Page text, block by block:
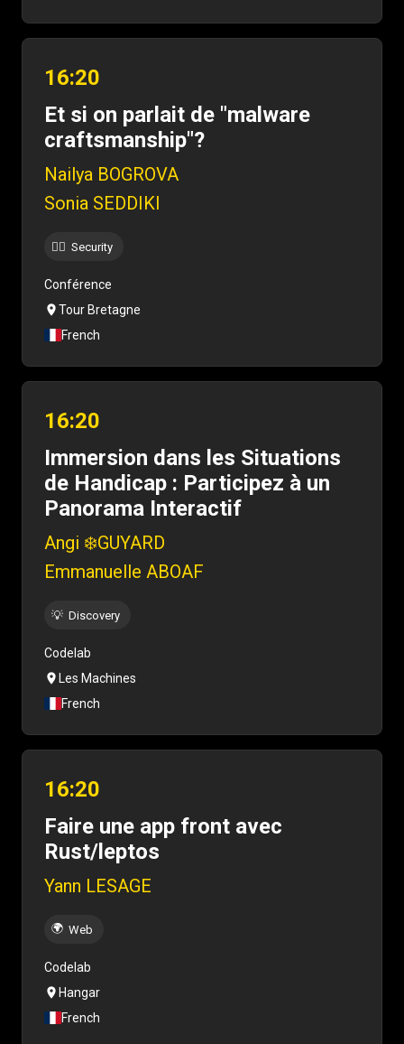
16:20
Et si on parlait de "malware
craftsmanship"?
Nailya BOGROVA
Sonia SEDDIKI
🐱‍💻 Security
Conférence
Tour Bretagne
French
16:20
Immersion dans les Situations
de Handicap : Participez à un
Panorama Interactif
Angi ❄️GUYARD
Emmanuelle ABOAF
💡 Discovery
Codelab
Les Machines
French
16:20
Faire une app front avec
Rust/leptos
Yann LESAGE
🌍 Web
Codelab
Hangar
French